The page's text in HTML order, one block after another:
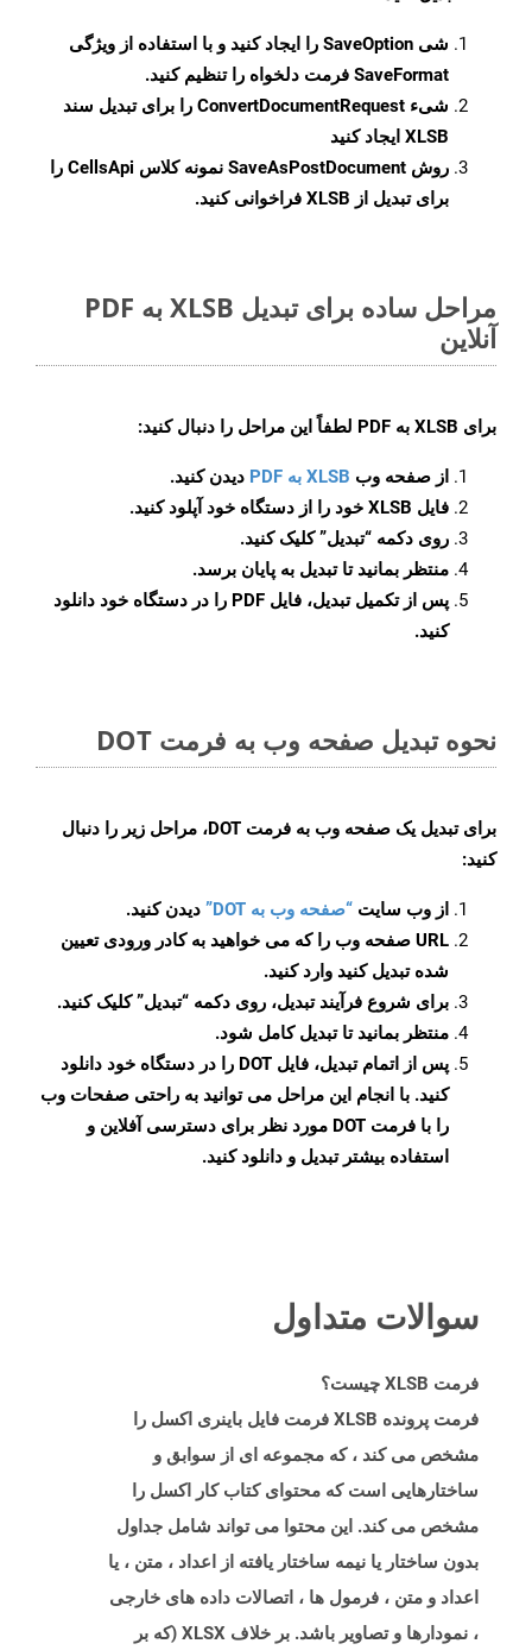
شی SaveOption را ایجاد کنید و با استفاده از ویژگی
SaveFormat فرمت دلخواه را تنظیم کنید.
شیء ConvertDocumentRequest را برای تبدیل سند
XLSB ایجاد کنید
روش SaveAsPostDocument
نمونه کلاس CellsApi را
برای تبدیل از XLSB فراخوانی کنید.
مراحل ساده برای تبدیل XLSB به PDF
آنلاین
برای XLSB به PDF لطفاً این مراحل را دنبال کنید:
از صفحه وب XLSB به PDF
دیدن کنید.
فایل XLSB خود را از دستگاه خود آپلود کنید.
روی دکمه “تبدیل”کلیک کنید.
منتظر بمانید تا تبدیل به پایان برسد.
پس از تکمیل تبدیل، فایل PDF را در دستگاه خود دانلود
کنید.
نحوه تبدیل صفحه وب به فرمت DOT
برای تبدیل یک صفحه وب به فرمت DOT، مراحل زیر را دنبال
کنید:
از وب سایت “صفحه وب به DOT”
دیدن کنید.
URL صفحه وب را که می خواهید به کادر ورودی تعیین
شده تبدیل کنید وارد کنید.
برای شروع فرآیند تبدیل، روی دکمه “تبدیل” کلیک کنید.
منتظر بمانید تا تبدیل کامل شود.
پس از اتمام تبدیل، فایل DOT را در دستگاه خود دانلود
کنید. با انجام این مراحل می توانید به راحتی صفحات وب
را با فرمت DOT مورد نظر برای دسترسی آفلاین و
استفاده بیشتر تبدیل و دانلود کنید.
سوالات متداول
فرمت XLSB چیست؟
فرمت پرونده XLSB فرمت فایل باینری اکسل را
مشخص می کند ، که مجموعه ای از سوابق و
ساختارهایی است که محتوای کتاب کار اکسل را
مشخص می کند. این محتوا می تواند شامل جداول
بدون ساختار یا نیمه ساختار یافته از اعداد ، متن ، یا
اعداد و متن ، فرمول ها ، اتصالات داده های خارجی
، نمودارها و تصاویر باشد. بر خلاف XLSX (که بر